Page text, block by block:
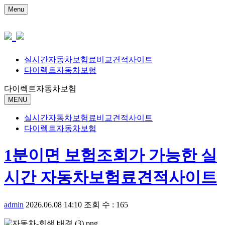
Menu
실시간자동차보험료비교견적사이트
다이렉트자동차보험
다이렉트자동차보험
MENU
실시간자동차보험료비교견적사이트
다이렉트자동차보험
1분이면 보험조회가 가능한 실
시간 자동차보험료견적사이트
admin 2026.06.08 14:10 조회 수 : 165